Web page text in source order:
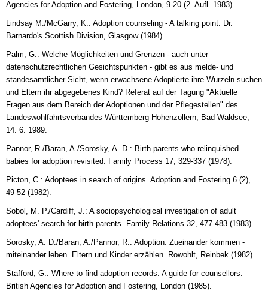
Agencies for Adoption and Fostering, London, 9-20 (2. Aufl. 1983).
Lindsay M./McGarry, K.: Adoption counseling - A talking point. Dr.
Barnardo's Scottish Division, Glasgow (1984).
Palm, G.: Welche Möglichkeiten und Grenzen - auch unter
datenschutzrechtlichen Gesichtspunkten - gibt es aus melde- und
standesamtlicher Sicht, wenn erwachsene Adoptierte ihre Wurzeln suchen
und Eltern ihr abgegebenes Kind? Referat auf der Tagung "Aktuelle
Fragen aus dem Bereich der Adoptionen und der Pflegestellen" des
Landeswohlfahrtsverbandes Württemberg-Hohenzollern, Bad Waldsee,
14. 6. 1989.
Pannor, R./Baran, A./Sorosky, A. D.: Birth parents who relinquished
babies for adoption revisited. Family Process 17, 329-337 (1978).
Picton, C.: Adoptees in search of origins. Adoption and Fostering 6 (2),
49-52 (1982).
Sobol, M. P./Cardiff, J.: A sociopsychological investigation of adult
adoptees' search for birth parents. Family Relations 32, 477-483 (1983).
Sorosky, A. D./Baran, A./Pannor, R.: Adoption. Zueinander kommen -
miteinander leben. Eltern und Kinder erzählen. Rowohlt, Reinbek (1982).
Stafford, G.: Where to find adoption records. A guide for counsellors.
British Agencies for Adoption and Fostering, London (1985).